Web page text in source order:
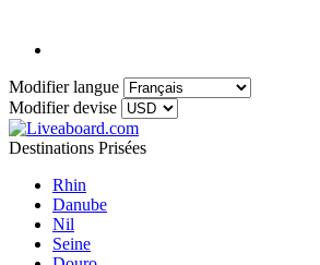
Modifier langue
Modifier devise
Destinations Prisées
Rhin
Danube
Nil
Seine